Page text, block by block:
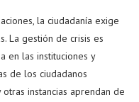
la ciudadanía exige
La gestión de crisis es
en las instituciones y
de los ciudadanos
instancias aprendan de